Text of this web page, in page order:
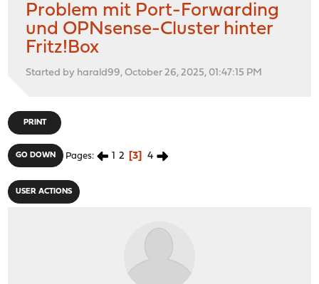
Problem mit Port-Forwarding
und OPNsense-Cluster hinter
Fritz!Box
Started by harald99, October 26, 2025, 01:47:15 PM
PRINT
GO DOWN Pages 1 2 3 4
USER ACTIONS